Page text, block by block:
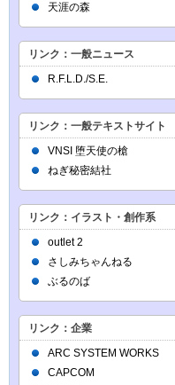
天涯の森
リンク：一般ニュース
R.F.L.D./S.E.
リンク：一般テキストサイト
VNSI 堕天使の槍
ねぎ秘密結社
リンク：イラスト・創作系
outlet 2
さしみちゃんねる
ぶるのば
リンク：企業
ARC SYSTEM WORKS
CAPCOM